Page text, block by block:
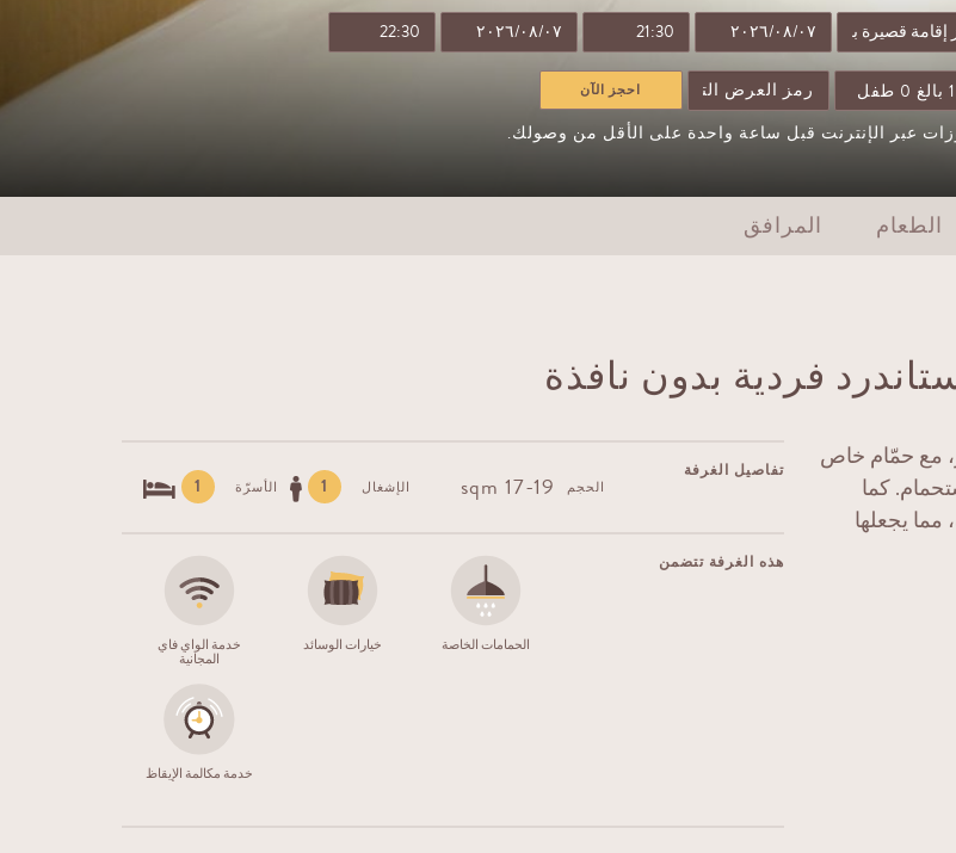
1 بالغ 0 طفل احجز الآن
عبر الإنترنت قبل ساعة واحدة على الأقل من وصولك.
الطعام المرافق
فردية بدون نافذة
على سرير مفرد ناعم ومريح بمقاس 1 × 2 متر، مع حمّام خاص
كما
يجعلها
تفاصيل الغرفة
الحجم 17-19 sqm الإشغال 1 الأسرّة 1
هذه الغرفة تتضمن
الحمامات الخاصة خيارات الوسائد
خدمة الواي فاي
المجانية
خدمة مكالمة الإيقاظ